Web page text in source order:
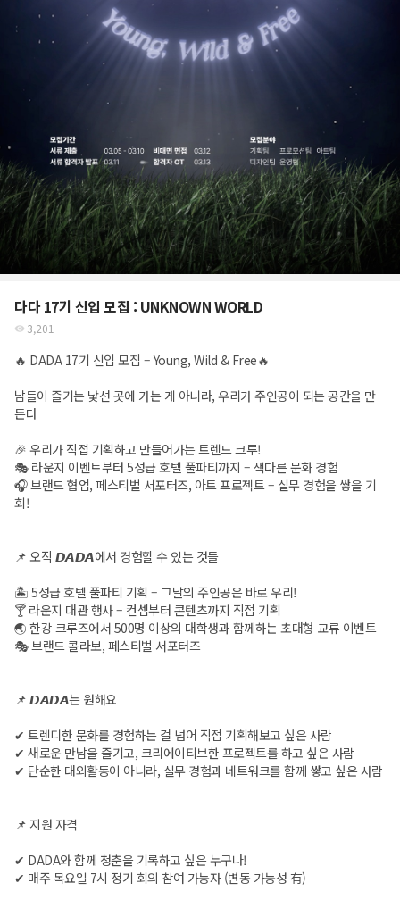
다다 17기 신입 모집 : UNKNOWN WORLD
3,201
🔥 DADA 17기 신입 모집 – Young, Wild & Free🔥
남들이 즐기는 낯선 곳에 가는 게 아니라, 우리가 주인공이 되는 공간을 만
든다
🎉 우리가 직접 기획하고 만들어가는 트렌드 크루!
🎭 라운지 이벤트부터 5성급 호텔 풀파티까지 – 색다른 문화 경험
🎧 브랜드 협업, 페스티벌 서포터즈, 아트 프로젝트 – 실무 경험을 쌓을 기
회!
📌 오직 𝘿𝘼𝘿𝘼에서 경험할 수 있는 것들
🏝 5성급 호텔 풀파티 기획 – 그날의 주인공은 바로 우리!
🍸 라운지 대관 행사 – 컨셉부터 콘텐츠까지 직접 기획
🌏 한강 크루즈에서 500명 이상의 대학생과 함께하는 초대형 교류 이벤트
🎭 브랜드 콜라보, 페스티벌 서포터즈
📌 𝘿𝘼𝘿𝘼는 원해요
✔ 트렌디한 문화를 경험하는 걸 넘어 직접 기획해보고 싶은 사람
✔ 새로운 만남을 즐기고, 크리에이티브한 프로젝트를 하고 싶은 사람
✔ 단순한 대외활동이 아니라, 실무 경험과 네트워크를 함께 쌓고 싶은 사람
📌 지원 자격
✔ DADA와 함께 청춘을 기록하고 싶은 누구나!
✔ 매주 목요일 7시 정기 회의 참여 가능자 (변동 가능성 有)